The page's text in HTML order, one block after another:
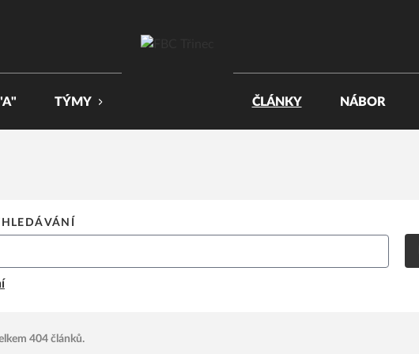
TÝMY ČLÁNKY NÁBOR
404 článků.